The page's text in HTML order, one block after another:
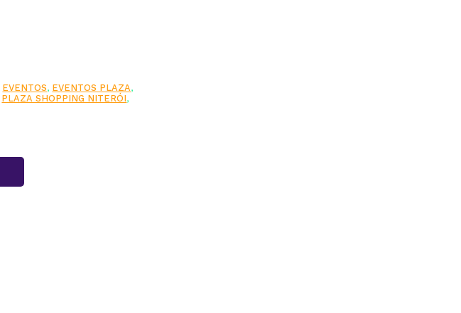
EVENTOS, EVENTOS PLAZA,
PLAZA SHOPPING NITERÓI,